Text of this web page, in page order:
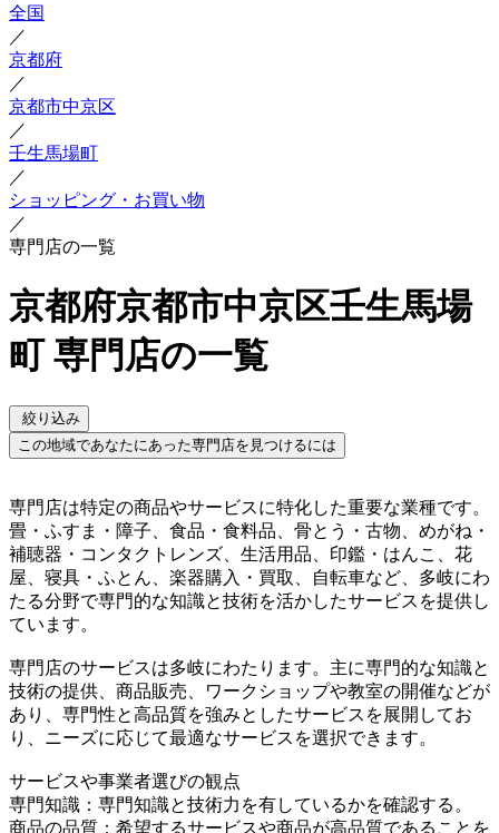
全国
／
京都府
／
京都市中京区
／
壬生馬場町
／
ショッピング・お買い物
／
専門店の一覧
京都府京都市中京区壬生馬場
町 専門店の一覧
絞り込み
この地域であなたにあった専門店を見つけるには
専門店は特定の商品やサービスに特化した重要な業種です。
畳・ふすま・障子、食品・食料品、骨とう・古物、めがね・
補聴器・コンタクトレンズ、生活用品、印鑑・はんこ、花
屋、寝具・ふとん、楽器購入・買取、自転車など、多岐にわ
たる分野で専門的な知識と技術を活かしたサービスを提供し
ています。
専門店のサービスは多岐にわたります。主に専門的な知識と
技術の提供、商品販売、ワークショップや教室の開催などが
あり、専門性と高品質を強みとしたサービスを展開してお
り、ニーズに応じて最適なサービスを選択できます。
サービスや事業者選びの観点
専門知識：専門知識と技術力を有しているかを確認する。
商品の品質：希望するサービスや商品が高品質であることを